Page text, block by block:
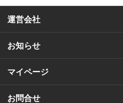
運営会社
お知らせ
マイページ
お問合せ